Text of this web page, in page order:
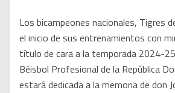
Los bicampeones nacionales, Tigres
el inicio de sus entrenamientos con
título de cara a la temporada 2024-
Béisbol Profesional de la República
estará dedicada a la memoria de don